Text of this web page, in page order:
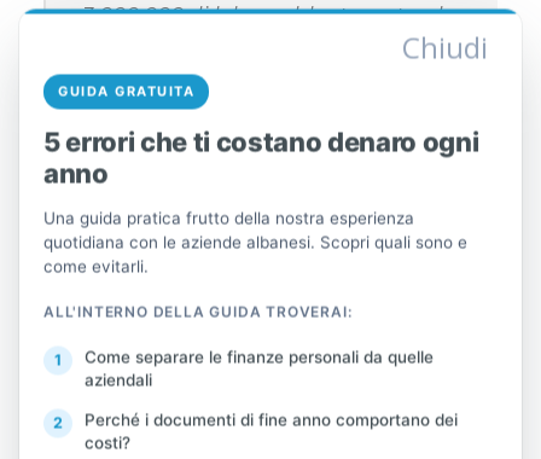
3.000.000 di lek sarebbe tassato al
15% sui primi 1.000.000 di lek, ovvero
150.000 lek. Il risparmio in questo
esempio è di 64.000 lek.
La logica è chiara. Più l'azienda supera la
soglia, più risparmia, poiché l'aliquota
Ripubblicazione dei bilanci
degli anni precedenti
Chiudi
GUIDA GRATUITA
5 errori che ti costano denaro ogni
anno
Una guida pratica frutto della nostra esperienza
quotidiana con le aziende albanesi. Scopri quali sono e
come evitarli.
ALL'INTERNO DELLA GUIDA TROVERAI:
Come separare le finanze personali da quelle
aziendali
Perché i documenti di fine anno comportano dei
costi?